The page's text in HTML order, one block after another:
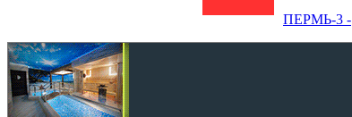
ПЕРМЬ-3 -